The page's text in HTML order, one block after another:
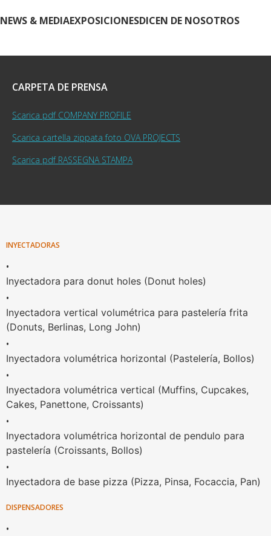
NEWS & MEDIAEXPOSICIONESDICEN DE NOSOTROS
CARPETA DE PRENSA
Scarica pdf COMPANY PROFILE
Scarica cartella zippata foto OVA PROJECTS
Scarica pdf RASSEGNA STAMPA
INYECTADORAS
•
Inyectadora para donut holes (Donut holes)
•
Inyectadora vertical volumétrica para pastelería frita
(Donuts, Berlinas, Long John)
•
Inyectadora volumétrica horizontal (Pastelería, Bollos)
•
Inyectadora volumétrica vertical (Muffins, Cupcakes,
Cakes, Panettone, Croissants)
•
Inyectadora volumétrica horizontal de pendulo para
pastelería (Croissants, Bollos)
•
Inyectadora de base pizza (Pizza, Pinsa, Focaccia, Pan)
DISPENSADORES
•